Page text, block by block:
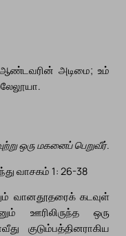
அடிமை; உம்
ஒரு மகனைப் பெறுவீர்.
வாசகம் 1: 26-38
வானதூதரைக் கடவுள்
ஊரிலிருந்த ஒரு
குடும்பத்தினராகிய